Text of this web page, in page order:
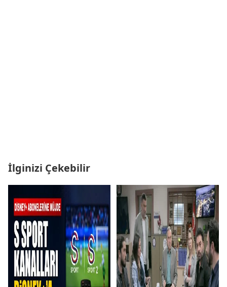
İlginizi Çekebilir